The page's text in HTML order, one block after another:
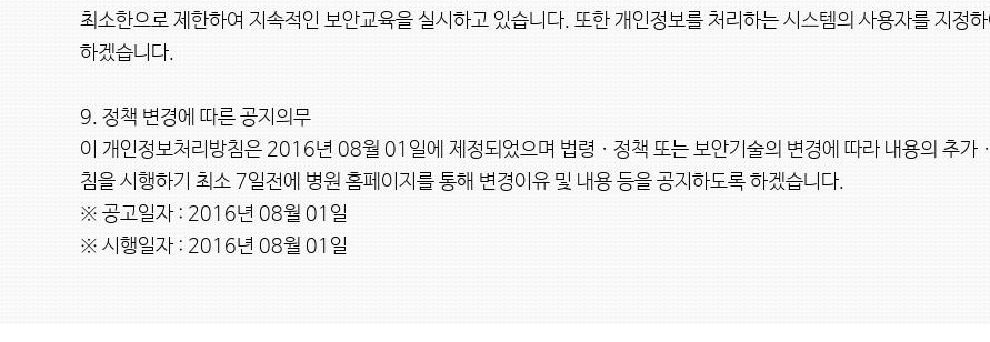
최소한으로 제한하여 지속적인 보안교육을 실시하고 있습니다. 또한 개인정보를 처리하는 시스템의 사용자를 지정
하겠습니다.
9. 정책 변경에 따른 공지의무
이 개인정보처리방침은 2016년 08월 01일에 제정되었으며 법령ㆍ정책 또는 보안기술의 변경에 따라 내용의 추가
침을 시행하기 최소 7일전에 병원 홈페이지를 통해 변경이유 및 내용 등을 공지하도록 하겠습니다.
※ 공고일자 : 2016년 08월 01일
※ 시행일자 : 2016년 08월 01일